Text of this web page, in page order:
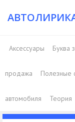
Аксессуары Буква
продажа Полезные
автомобиля Теория